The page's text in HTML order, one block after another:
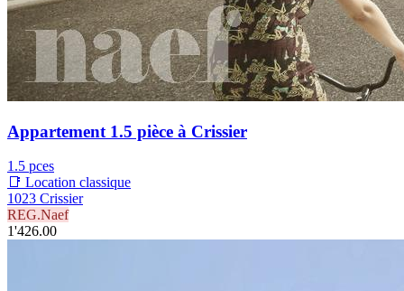
Appartement 1.5 pièce à Crissier
1.5 pces
📑 Location classique
1023 Crissier
REG.Naef
1'426.00